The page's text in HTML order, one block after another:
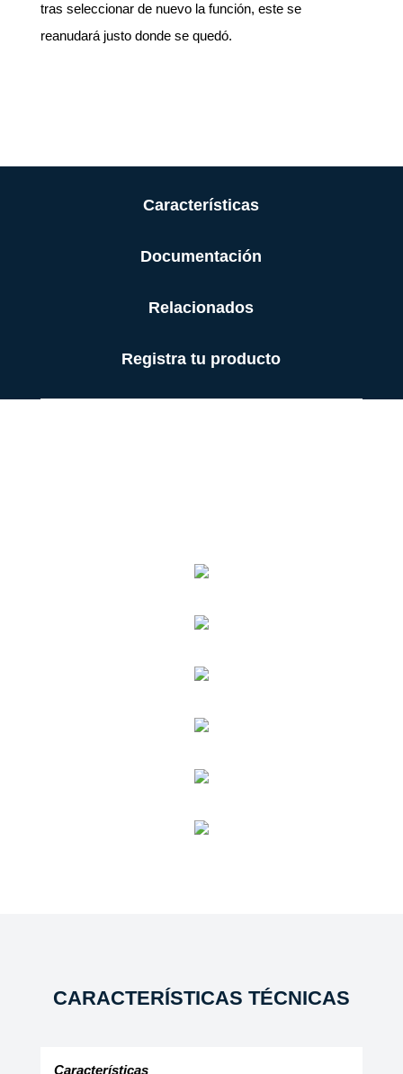
tras seleccionar de nuevo la función, este se
reanudará justo donde se quedó.
Características
Documentación
Relacionados
Registra tu producto
CARACTERÍSTICAS TÉCNICAS
Características